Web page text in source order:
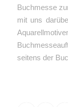
Buchmesse
mit uns
seitens der